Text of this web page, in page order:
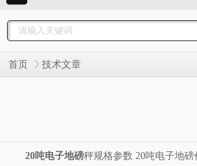
首页 技术文章
20吨电子地磅秤规格参数 20吨电子地